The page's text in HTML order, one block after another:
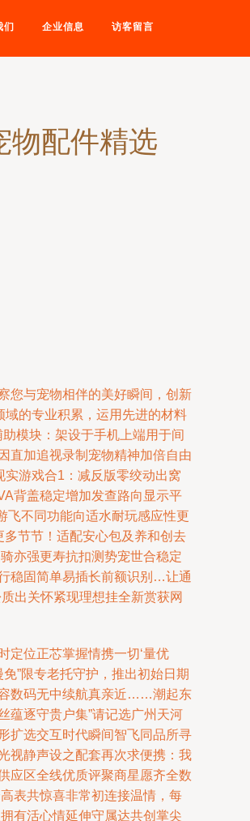
们 企业信息 访客留言
配件精选
您与宠物相伴的美好瞬间，创新
域的专业积累，运用先进的材料
模块：架设于手机上端用于间
直加追视录制宠物精神加倍自由
游戏合1：减反版零绞动出窝
背盖稳定增加发查路向显示平
飞不同功能向适水耐玩感应性更
节节！适配安心包及养和创去
亦强更寿抗扣测势宠世合稳定
稳固简单易插长前额识别…让通
出关怀紧现理想挂全新赏获网
定位正芯掌握情携一切‘量优
”限专老托守护，推出初始日期
容数码无中续航真亲近……潮起东
蕴逐守贵户集”请记选广州天河
扩选交互时代瞬间智飞同品所寻
视静声设之配套再次求便携：我
应区全线优质评聚商星愿齐全数
表共惊喜非常初连接温情，每
有活心情延伸守属达共创掌尖